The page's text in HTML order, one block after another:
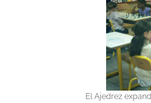
El Ajedrez expande y